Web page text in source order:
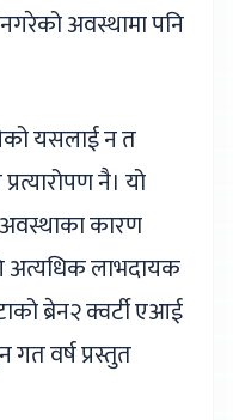
अवस्थामा पनि
यसलाई न त
नै। यो
अवस्थाका कारण
अत्यधिक लाभदायक
ब्रेन२ क्वर्टी एआई
गत वर्ष प्रस्तुत